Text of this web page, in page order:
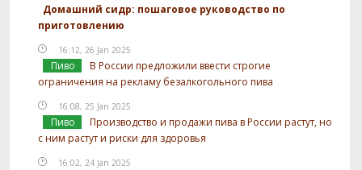
Домашний сидр: пошаговое руководство по
приготовлению
16:12, 26 Jan 2025
Пиво
В России предложили ввести строгие
ограничения на рекламу безалкогольного пива
16:08, 25 Jan 2025
Пиво
Производство и продажи пива в России растут, но
с ним растут и риски для здоровья
16:02, 24 Jan 2025